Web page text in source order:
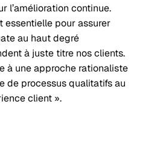
l’amélioration continue.
essentielle pour assurer
au haut degré
à juste titre nos clients.
à une approche rationaliste
de processus qualitatifs au
client ».